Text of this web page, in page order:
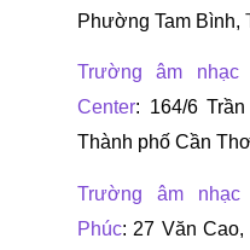
Phường Tam Bình,
Trường âm nhạc
Center: 164/6
Thành phố Cần Thơ
Trường âm
Phúc: 27 Văn